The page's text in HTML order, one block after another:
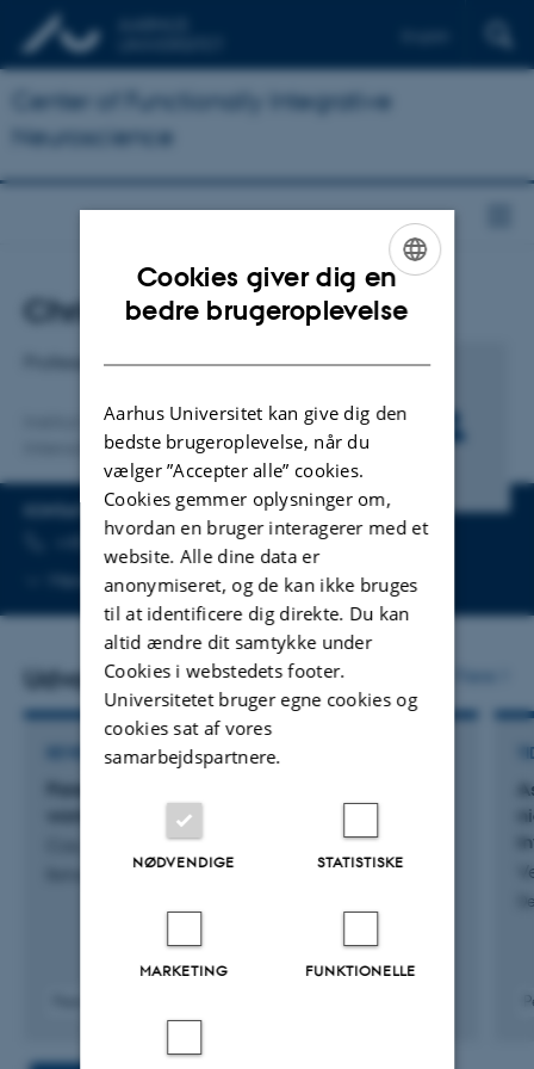
Center of Functionally Integrative
Neuroscience
Christine Parsons
Titel
Professor, PhD
Institut for Klinisk Medicin
Interacting Minds Centre (IMC)
KONTAKTINFO
TELEFONNUMMER
+45 87 16 21 27
telefonnummer
MAILADRESSE
Send mail
Aarhus C
Udvalgte publikationer
Parenthood as an inflection point for men and
women’s patterns of interdependence
Cox, C. & Parsons, C.
Digital
ENGLISH
Cookies giver dig en
bedre brugeroplevelse
Aarhus Universitet kan give dig den
bedste brugeroplevelse, når du
vælger ”Accepter alle” cookies.
Cookies gemmer oplysninger om,
hvordan en bruger interagerer med et
website. Alle dine data er
anonymiseret, og de kan ikke bruges
til at identificere dig direkte. Du kan
altid ændre dit samtykke under
Cookies i webstedets footer.
Universitetet bruger egne cookies og
cookies sat af vores
samarbejdspartnere.
NØDVENDIGE STATISTISKE
MARKETING FUNKTIONELLE